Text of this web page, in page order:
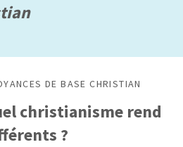
DE BASE CHRISTIAN
christianisme rend
?